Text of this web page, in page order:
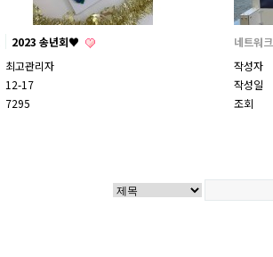
2023 송년회♥
최고관리자
12-17
7295
네트워크
작성자
작성일
조회